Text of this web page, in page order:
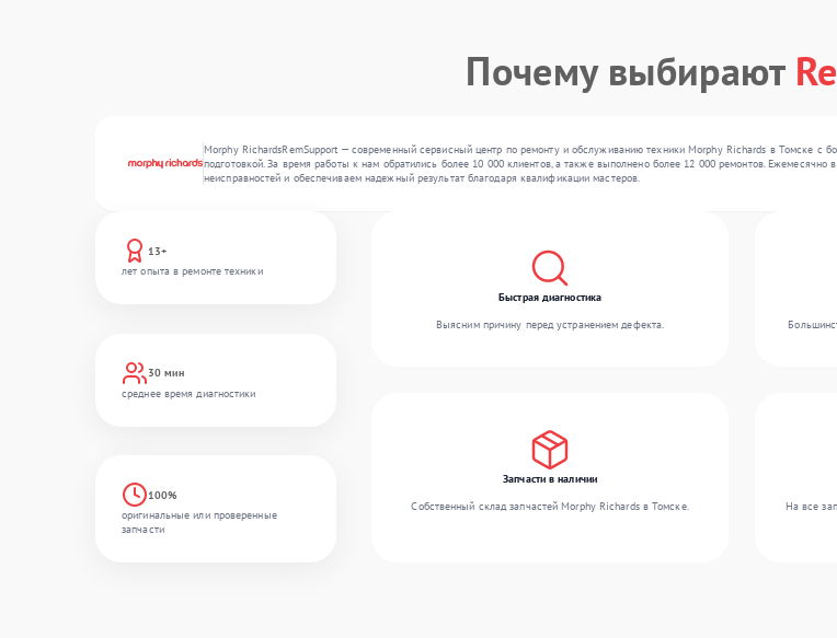
Почему выбирают
Morphy RichardsRemSupport — современный сервисный центр по ремонту и обслуживанию техники Morphy Richards в Томске с
подготовкой. За время работы к нам обратились более 10 000 клиентов, а также выполнено более 12 000 ремонтов.
неисправностей и обеспечиваем надежный результат благодаря квалификации мастеров.
13+
лет опыта в ремонте техники
30 мин
среднее время диагностики
100%
оригинальные или проверенные
запчасти
Быстрая диагностика
Выясним причину перед устранением дефекта.
Запчасти в наличии
Собственный склад запчастей Morphy Richards в Томске.
На все